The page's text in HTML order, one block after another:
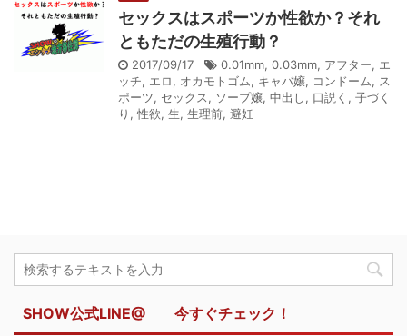
セックスはスポーツか性欲か？それ
ともただの生殖行動？
2017/09/17 0.01mm, 0.03mm, アフター, エ
ッチ, エロ, オカモトゴム, キャバ嬢, コンドーム, ス
ポーツ, セックス, ソープ嬢, 中出し, 口説く , 子づく
り , 性欲, 生, 生理前, 避妊
SHOW公式LINE@ 今すぐチェック！